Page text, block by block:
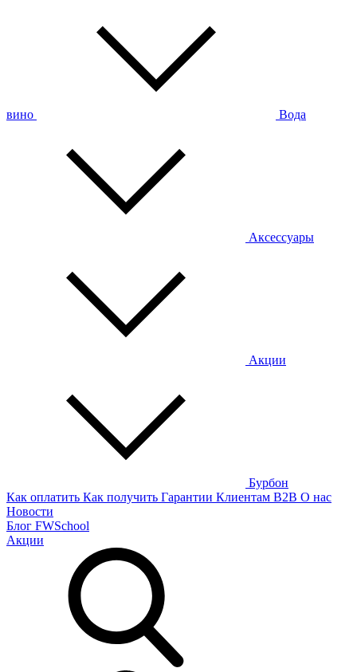
вино Вода
Аксессуары
Акции
Бурбон
Как оплатить Как получить Гарантии Клиентам B2B О нас
Новости
Блог FWSchool
Акции